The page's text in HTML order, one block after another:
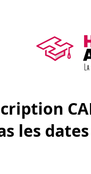
les dates